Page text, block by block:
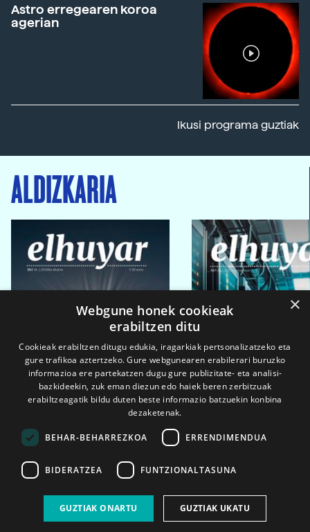
Astro erregearen koroa
agerian
Ikusi programa guztiak
ALDIZKARIA
2026ko eka. 1a 2026ko mar. 1a
×
Webgune honek cookieak
erabiltzen ditu
Cookieak erabiltzen ditugu edukia, iragarkiak pertsonalizatzeko eta
gure trafikoa aztertzeko. Gure webgunearen erabilerari buruzko
informazioa ere partekatzen dugu gure publizitate- eta analisi-
bazkideekin, zuk eman diezun edo haiek beren zerbitzuak
erabiltzeagatik bildu duten beste informazio batzuekin konbina
dezaketenak.
BEHAR-BEHARREZKOA ERRENDIMENDUA
BIDERATZEA FUNTZIONALTASUNA
GUZTIAK ONARTU GUZTIAK UKATU